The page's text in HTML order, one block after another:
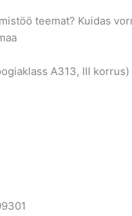
teemat? Kuidas
A313, III korrus)